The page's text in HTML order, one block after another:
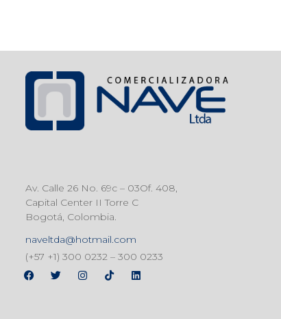
Av. Calle 26 No. 69c – 03Of. 408,
Capital Center II Torre C
Bogotá, Colombia.
naveltda@hotmail.com
(+57 +1) 300 0232 – 300 0233